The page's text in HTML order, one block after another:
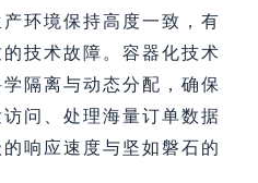
环境保持高度一致，有
技术故障。容器化技术
隔离与动态分配，确保
问、处理海量订单数据
响应速度与坚如磐石的